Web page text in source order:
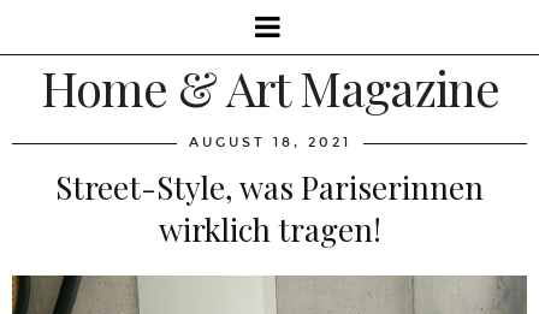
Home & Art Magazine
AUGUST 18, 2021
Street-Style, was Pariserinnen
wirklich tragen!